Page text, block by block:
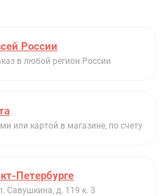
России
в любой регион России
или картой в магазине, по счету
Петербурге
Савушкина, д. 119 к. 3